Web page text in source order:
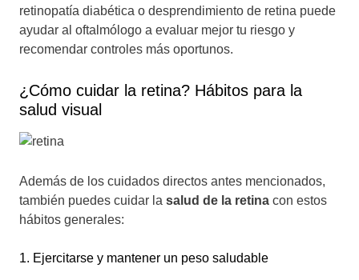
retinopatía diabética o desprendimiento de retina puede
ayudar al oftalmólogo a evaluar mejor tu riesgo y
recomendar controles más oportunos.
¿Cómo cuidar la retina? Hábitos para la
salud visual
Además de los cuidados directos antes mencionados,
también puedes cuidar la salud de la retina con estos
hábitos generales:
1. Ejercitarse y mantener un peso saludable